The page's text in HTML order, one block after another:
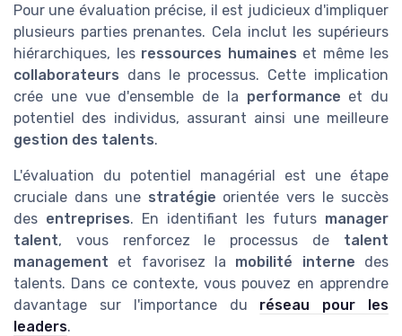
Pour une évaluation précise, il est judicieux d'impliquer
plusieurs parties prenantes. Cela inclut les supérieurs
hiérarchiques, les ressources humaines et même les
collaborateurs dans le processus. Cette implication
crée une vue d'ensemble de la performance et du
potentiel des individus, assurant ainsi une meilleure
gestion des talents.
L'évaluation du potentiel managérial est une étape
cruciale dans une stratégie orientée vers le succès
des entreprises. En identifiant les futurs manager
talent, vous renforcez le processus de talent
management et favorisez la mobilité interne des
talents. Dans ce contexte, vous pouvez en apprendre
davantage sur l'importance du réseau pour les
leaders.